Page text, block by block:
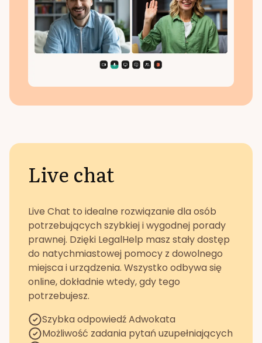
Live chat
Live Chat to idealne rozwiązanie dla osób
potrzebujących szybkiej i wygodnej porady
prawnej. Dzięki LegalHelp masz stały dostęp
do natychmiastowej pomocy z dowolnego
miejsca i urządzenia. Wszystko odbywa się
online, dokładnie wtedy, gdy tego
potrzebujesz.
Szybka odpowiedź Adwokata
Możliwość zadania pytań uzupełniających